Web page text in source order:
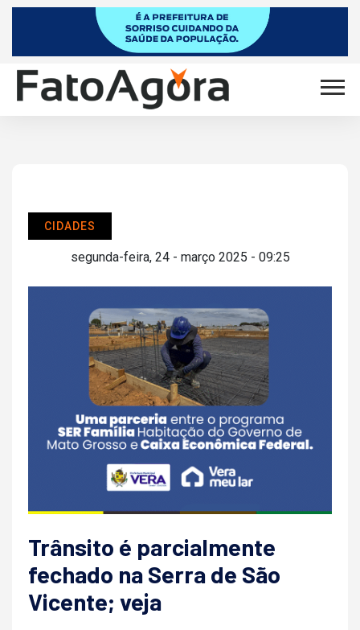
CIDADES
segunda-feira, 24 - março 2025 - 09:25
Trânsito é parcialmente
fechado na Serra de São
Vicente; veja